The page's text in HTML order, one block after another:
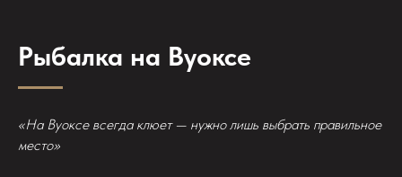
Рыбалка на Вуоксе
«На Вуоксе всегда клюет — нужно лишь выбрать правильное
место»